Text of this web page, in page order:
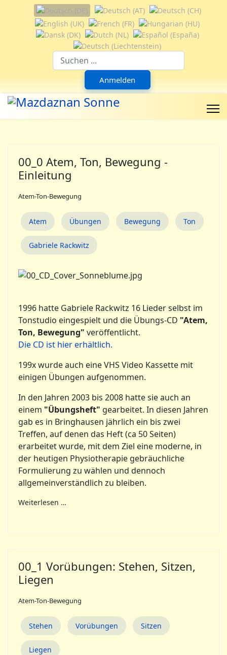
Sprache auswählen
Anmelden
00_0 Atem, Ton, Bewegung -
Einleitung
Atem-Ton-Bewegung
Atem Übungen Bewegung Ton
Gabriele Rackwitz
1996 hatte Gabriele Rackwitz 16 Lieder selbst im
Tonstudio eingespielt und die Übungs-CD "Atem,
Ton, Bewegung" veröffentlicht.
Die CD ist hier erhältlich.
199x wurde auch eine VHS Video Kassette mit
einigen Übungen aufgenommen.
In den Jahren 2003 bis 2008 hatte sie auch an
einem "Übungsheft" gearbeitet. In diesen Jahren
gab es in Bringhausen jährlich ein bis zwei
Treffen, auf denen das Heft (ca 50 Seiten)
erarbeitet wurde, mit dem Ziel eine moderne, in
der heutigen Physiotherapie gebräuchliche
Formulierung zu wählen und dennoch
allgemeinverständlich zu bleiben.
Weiterlesen …
00_1 Vorübungen: Stehen, Sitzen,
Liegen
Atem-Ton-Bewegung
Stehen Vorübungen Sitzen
Liegen